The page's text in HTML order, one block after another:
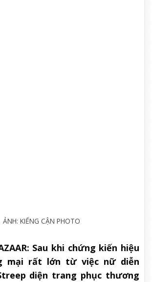
ẢNH: KIẾNG CẬN PHOTO
Sau khi chứng kiến hiệu
mại rất lớn từ việc nữ diễn
diện trang phục thương